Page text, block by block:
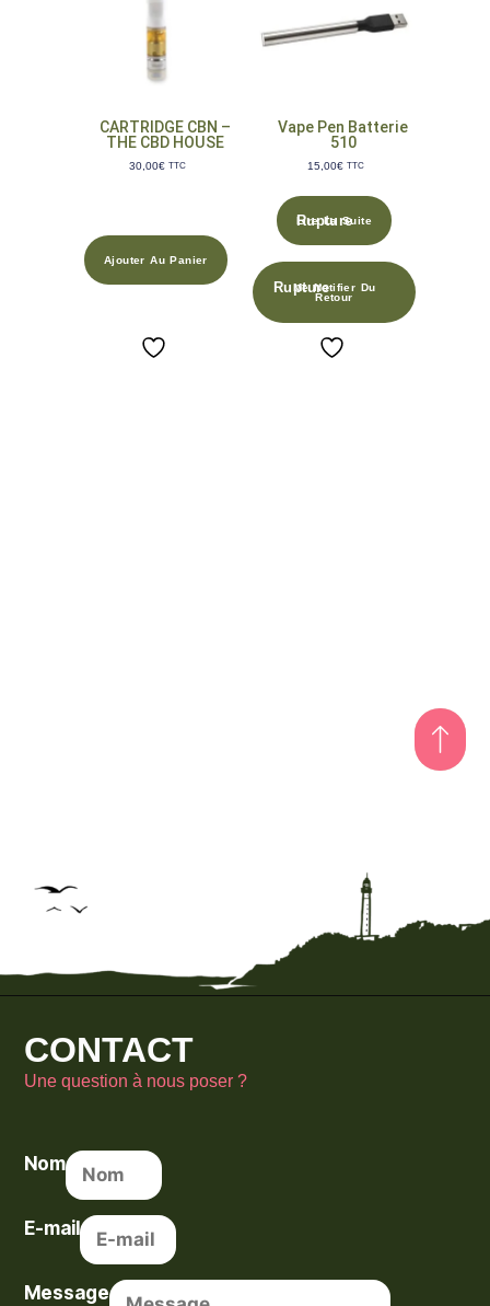
CARTRIDGE CBN –
THE CBD HOUSE
30,00€ TTC
Ajouter Au Panier
Vape Pen Batterie
510
15,00€ TTC
Lire La Suite
Me Notifier Du
Retour
CONTACT
Une question à nous poser ?
Nom
E-mail
Message